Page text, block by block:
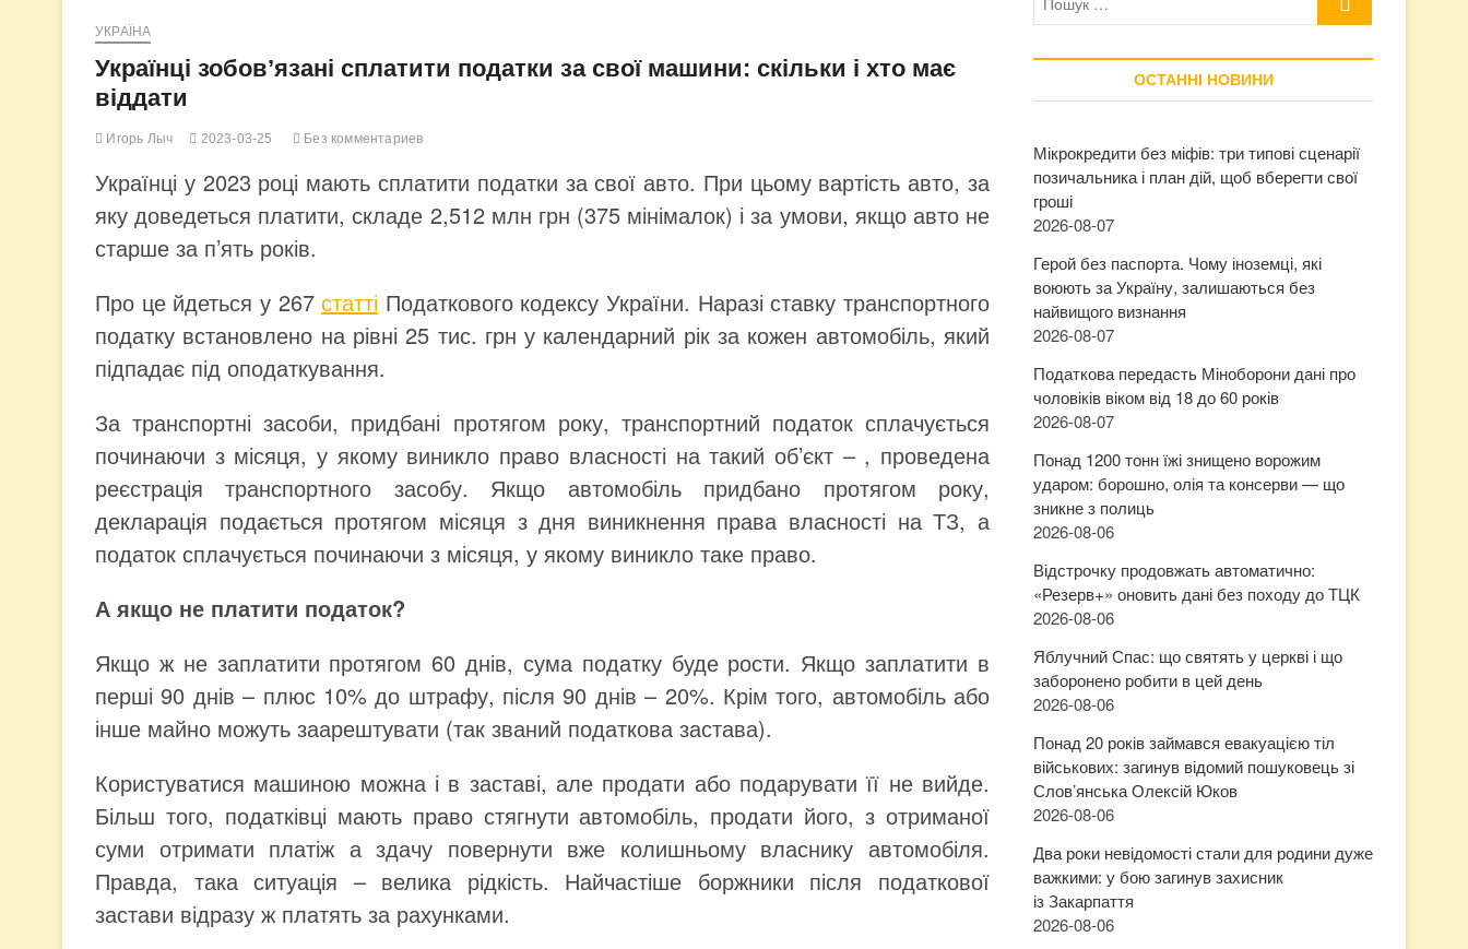
УКРАЇНА
Українці зобов’язані сплатити податки за свої машини: скільки і хто має
віддати
Игорь Лыч 2023-03-25 Без комментариев
Українці у 2023 році мають сплатити податки за свої авто. При цьому вартість авто, за
яку доведеться платити, складе 2,512 млн грн (375 мінімалок) і за умови, якщо авто не
старше за п’ять років.
Про це йдеться у 267статті Податкового кодексу України. Наразі ставку транспортного
податку встановлено на рівні 25 тис. грн у календарний рік за кожен автомобіль, який
підпадає під оподаткування.
За транспортні засоби, придбані протягом року, транспортний податок сплачується
починаючи з місяця, у якому виникло право власності на такий об’єкт – , проведена
реєстрація транспортного засобу. Якщо автомобіль придбано протягом року,
декларація подається протягом місяця з дня виникнення права власності на ТЗ, а
податок сплачується починаючи з місяця, у якому виникло таке право.
А якщо не платити податок?
Якщо ж не заплатити протягом 60 днів, сума податку буде рости. Якщо заплатити в
перші 90 днів – плюс 10% до штрафу, після 90 днів – 20%. Крім того, автомобіль або
інше майно можуть заарештувати (так званий податкова застава).
Користуватися машиною можна і в заставі, але продати або подарувати її не вийде.
Більш того, податківці мають право стягнути автомобіль, продати його, з отриманої
суми отримати платіж а здачу повернути вже колишньому власнику автомобіля.
Правда, така ситуація – велика рідкість. Найчастіше боржники після податкової
застави відразу ж платять за рахунками.
ОСТАННІ НОВИНИ
Мікрокредити без міфів: три типові сценарії
позичальника і план дій, щоб вберегти свої
гроші
2026-08-07
Герой без паспорта. Чому іноземці, які
воюють за Україну, залишаються без
найвищого визнання
2026-08-07
Податкова передасть Міноборони дані про
чоловіків віком від 18 до 60 років
2026-08-07
Понад 1200 тонн їжі знищено ворожим
ударом: борошно, олія та консерви — що
зникне з полиць
2026-08-06
Відстрочку продовжать автоматично:
«Резерв+» оновить дані без походу до ТЦК
2026-08-06
Яблучний Спас: що святять у церкві і що
заборонено робити в цей день
2026-08-06
Понад 20 років займався евакуацією тіл
військових: загинув відомий пошуковець зі
Слов’янська Олексій Юков
2026-08-06
Два роки невідомості стали для родини дуже
важкими: у бою загинув захисник
із Закарпаття
2026-08-06